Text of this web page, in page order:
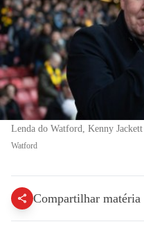
Lenda do Watford, Kenny
Watford
Compartilhar matéria